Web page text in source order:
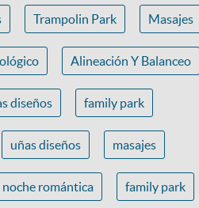
Trampolin Park Masajes
Alineación Y Balanceo
diseños family park
uñas diseños masajes
noche romántica family park